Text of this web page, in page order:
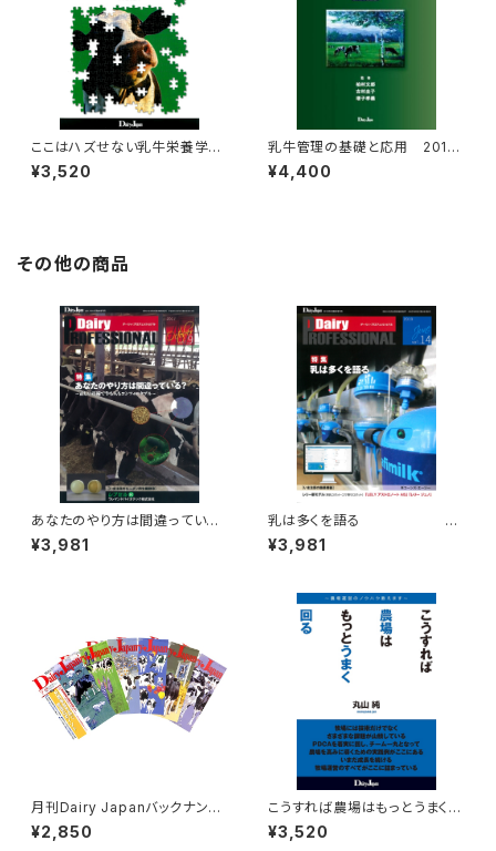
ここはハズせない乳牛栄養学～
乳牛の科学～1
¥3,520
乳牛管理の基礎と応用 2012
年改訂版
¥4,400
その他の商品
あなたのやり方は間違っている?
～正しい技術で牛も人もコンフ
ォータブル～
¥3,981
乳は多くを語る
Dairy PROFESSIONAL V
¥3,981
月刊Dairy Japanバックナンバ
ー
¥2,850
こうすれば農場はもっとうまく回
る
¥3,520